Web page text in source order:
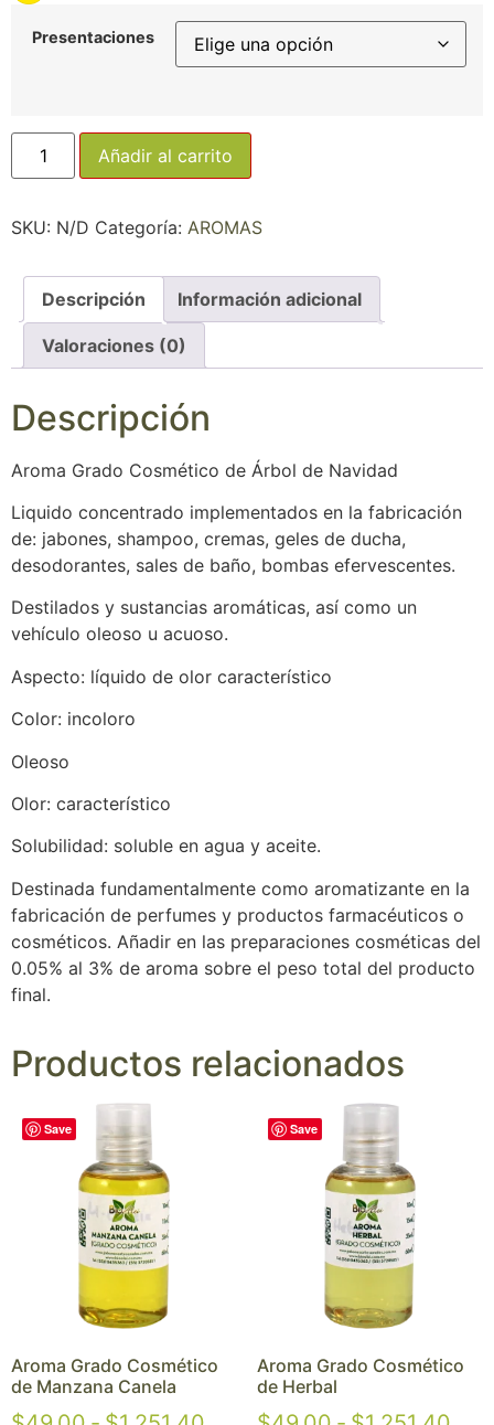
Presentaciones
Añadir al carrito
SKU: N/D Categoría: AROMAS
Descripción Información adicional
Valoraciones (0)
Descripción
Aroma Grado Cosmético de Árbol de Navidad
Liquido concentrado implementados en la fabricación
de: jabones, shampoo, cremas, geles de ducha,
desodorantes, sales de baño, bombas efervescentes.
Destilados y sustancias aromáticas, así como un
vehículo oleoso u acuoso.
Aspecto: líquido de olor característico
Color: incoloro
Oleoso
Olor: característico
Solubilidad: soluble en agua y aceite.
Destinada fundamentalmente como aromatizante en la
fabricación de perfumes y productos farmacéuticos o
cosméticos. Añadir en las preparaciones cosméticas del
0.05% al 3% de aroma sobre el peso total del producto
final.
Productos relacionados
Save
Aroma Grado Cosmético
de Manzana Canela
Save
Aroma Grado Cosmético
de Herbal